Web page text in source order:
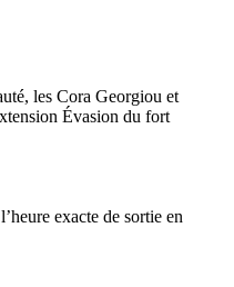
les Cora Georgiou et
Évasion du fort
exacte de sortie en